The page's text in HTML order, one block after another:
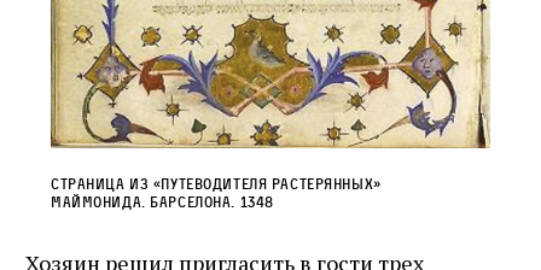
Страница из «Путеводителя растерянных»
Маймонида. Барселона. 1348
Хозяин решил пригласить в гости трех